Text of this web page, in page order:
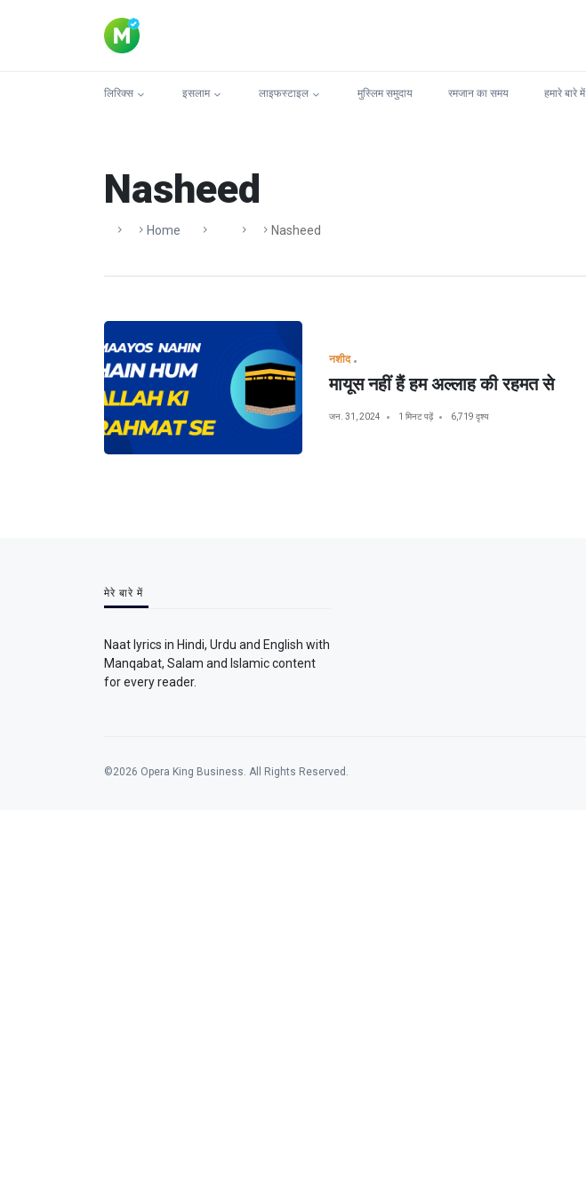
लिरिक्स इसलाम लाइफस्टाइल मुस्लिम समुदाय रमजान का समय हमारे बारे में
Nasheed
Home Nasheed
नशीद
मायूस नहीं हैं हम अल्लाह की रहमत से
जन. 31, 2024 1 मिनट पढ़ें 6,719 दृश्य
मेरे बारे में
Naat lyrics in Hindi, Urdu and English with
Manqabat, Salam and Islamic content
for every reader.
©2026 Opera King Business. All Rights Reserved.